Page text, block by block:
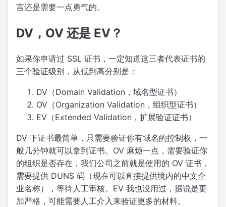
言还是需要一点勇气的。
DV，OV 还是 EV？
如果你申请过 SSL 证书，一定知道这三者代表证书的
三个验证级别，从低到高分别是：
DV（Domain Validation，域名型证书）
OV（Organization Validation，组织型证书）
EV（Extended Validation，扩展验证证书）
DV 下证书最简单，只需要验证你有域名的控制权，一
般几分钟就可以拿到证书。OV 麻烦一点，需要验证你
的组织是否存在，我们公司之前就是使用的 OV 证书，
需要提供 DUNS 码（现在可以直接提供境内的中文企
业名称），等待人工审核。EV 我也没用过，据说是更
加严格，可能需要人工介入来验证更多的材料。